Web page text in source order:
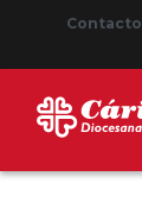
Contacto